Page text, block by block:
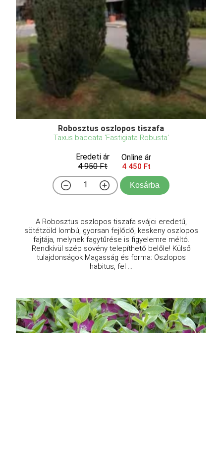
Robosztus oszlopos tiszafa
Taxus baccata 'Fastigiata Robusta'
Eredeti ár
4 950 Ft
Online ár
4 450 Ft
Kosárba
A Robosztus oszlopos tiszafa svájci eredetű,
sötétzöld lombú, gyorsan fejlődő, keskeny oszlopos
fajtája, melynek fagytűrése is figyelemre méltó.
Rendkívül szép sövény telepíthető belőle! Külső
tulajdonságok Magasság és forma: Oszlopos
habitus, fel ...